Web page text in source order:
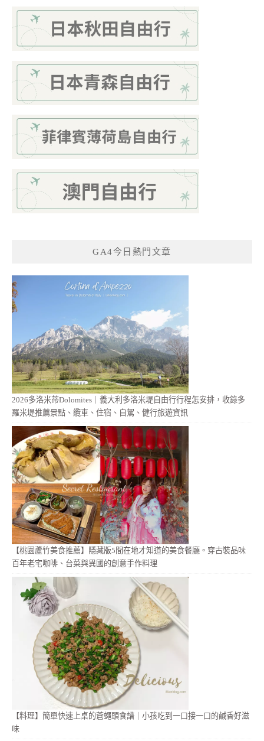
GA4今日熱門文章
2026多洛米蒂Dolomites｜義大利多洛米堤自由行行程怎安排，收錄多
羅米堤推薦景點、纜車、住宿、自駕、健行旅遊資訊
【桃園蘆竹美食推薦】隱藏版5間在地才知道的美食餐廳。穿古裝品味
百年老宅咖啡、台菜與異國的創意手作料理
【料理】簡單快速上桌的蒼蠅頭食譜｜小孩吃到一口接一口的鹹香好滋
味